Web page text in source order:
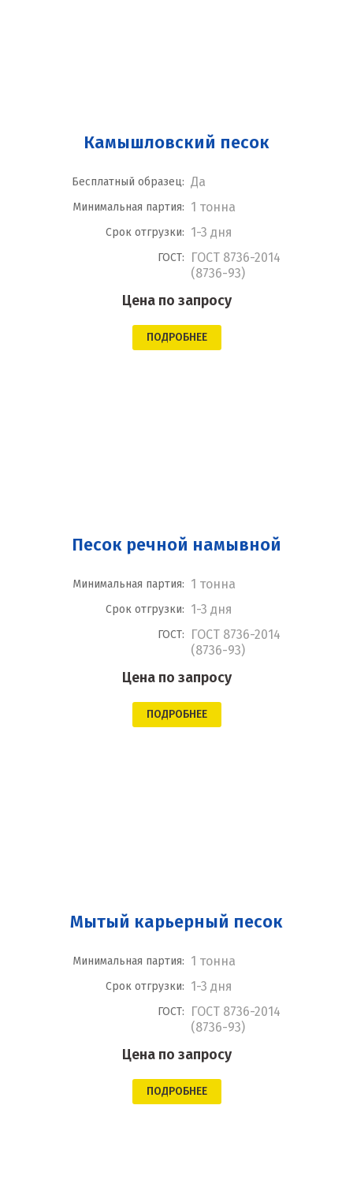
Камышловский песок
Бесплатный образец: Да
Минимальная партия: 1 тонна
Срок отгрузки: 1-3 дня
ГОСТ:
ГОСТ 8736-2014
(8736-93)
Цена по запросу
ПОДРОБНЕЕ
Песок речной намывной
Минимальная партия: 1 тонна
Срок отгрузки: 1-3 дня
ГОСТ:
ГОСТ 8736-2014
(8736-93)
Цена по запросу
ПОДРОБНЕЕ
Мытый карьерный песок
Минимальная партия: 1 тонна
Срок отгрузки: 1-3 дня
ГОСТ:
ГОСТ 8736-2014
(8736-93)
Цена по запросу
ПОДРОБНЕЕ